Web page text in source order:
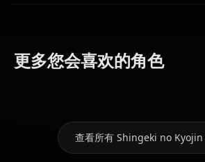
更多您会喜欢的角色
Mikasa
查看所有 Shingeki no Kyojin